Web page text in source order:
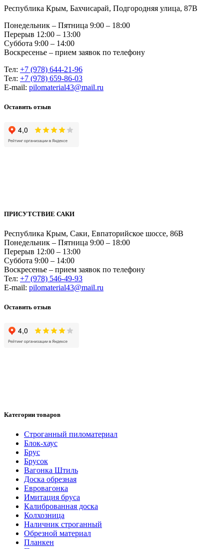
Республика Крым, Бахчисарай, Подгородняя улица, 87В
Понедельник – Пятница 9:00 – 18:00
Перерыв 12:00 – 13:00
Суббота 9:00 – 14:00
Воскресенье – прием заявок по телефону
Тел: +7 (978) 644-21-96
Тел: +7 (978) 659-86-03
Е-mail: pilomaterial43@mail.ru
Оставить отзыв
ПРИСУТСТВИЕ САКИ
Республика Крым, Саки, Евпаторийское шоссе, 86В
Понедельник – Пятница 9:00 – 18:00
Перерыв 12:00 – 13:00
Суббота 9:00 – 14:00
Воскресенье – прием заявок по телефону
Тел: +7 (978) 546-49-93
Е-mail: pilomaterial43@mail.ru
Оставить отзыв
Категории товаров
Cтроганный пиломатериал
Блок-хаус
Брус
Брусок
Вагонка Штиль
Доска обрезная
Евровагонка
Имитация бруса
Калиброванная доска
Колхозница
Наличник строганный
Обрезной материал
Планкен